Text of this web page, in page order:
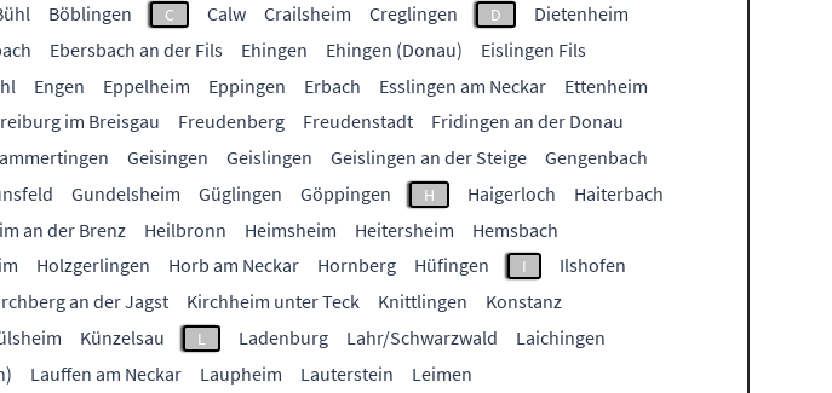
Böblingen C Calw Crailsheim Creglingen D
Dietenheim
Ebersbach an der Fils Ehingen Ehingen (Donau)
Eislingen Fils
Engen Eppelheim Eppingen Erbach Esslingen am Neckar
Ettenheim
im Breisgau Freudenberg Freudenstadt
Fridingen an der Donau
Geisingen Geislingen Geislingen an der Steige
Gengenbach
Gundelsheim Güglingen Göppingen H Haigerloch
Haiterbach
an der Brenz Heilbronn Heimsheim Heitersheim
Hemsbach
Holzgerlingen Horb am Neckar Hornberg Hüfingen I
Ilshofen
an der Jagst Kirchheim unter Teck Knittlingen
Konstanz
Künzelsau L Ladenburg Lahr/Schwarzwald
Laichingen
Lauffen am Neckar Laupheim Lauterstein
Leimen